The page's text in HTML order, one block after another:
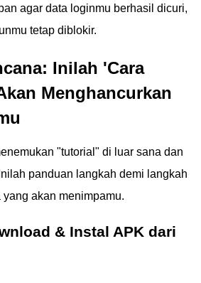
agar data loginmu berhasil dicuri,
tetap diblokir.
Inilah 'Cara
Menghancurkan
"tutorial" di luar sana dan
panduan langkah demi langkah
akan menimpamu.
& Instal APK dari